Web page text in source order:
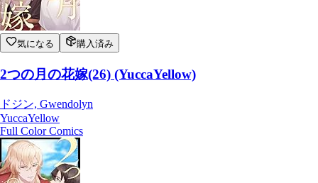
気になる 購入済み
2つの月の花嫁(26) (YuccaYellow)
ドジン, Gwendolyn
YuccaYellow
Full Color Comics